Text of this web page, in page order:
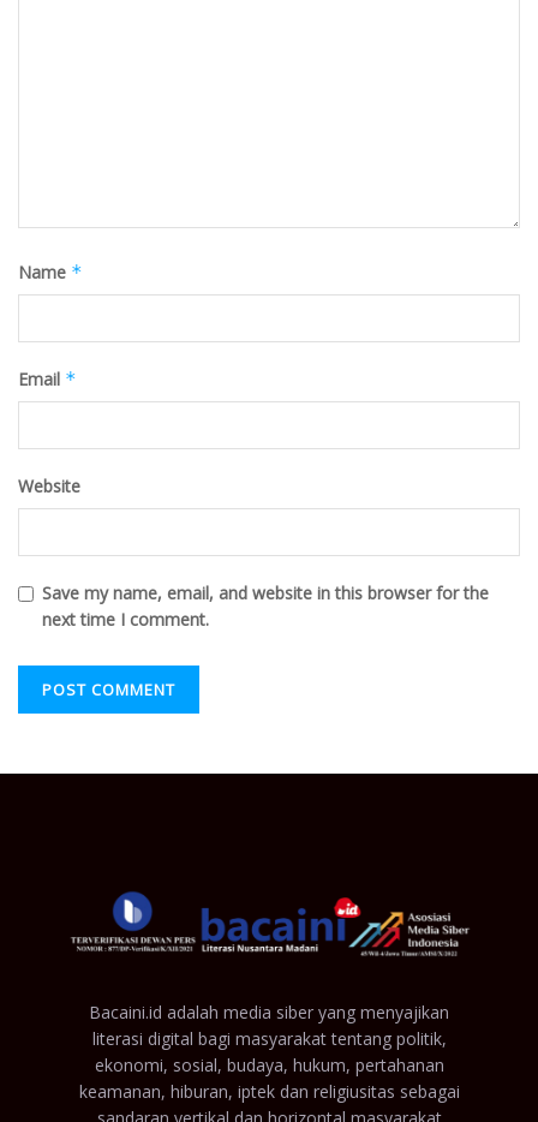
Name *
Email *
Website
Save my name, email, and website in this browser for the
next time I comment.
Bacaini.id adalah media siber yang menyajikan
literasi digital bagi masyarakat tentang politik,
ekonomi, sosial, budaya, hukum, pertahanan
keamanan, hiburan, iptek dan religiusitas sebagai